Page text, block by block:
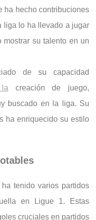
ha hecho contribuciones
liga lo ha llevado a jugar
su talento en un
de su capacidad
creación de juego,
buscado en la liga. Su
ha enriquecido su estilo
tenido varios partidos
en Ligue 1. Estas
cruciales en partidos